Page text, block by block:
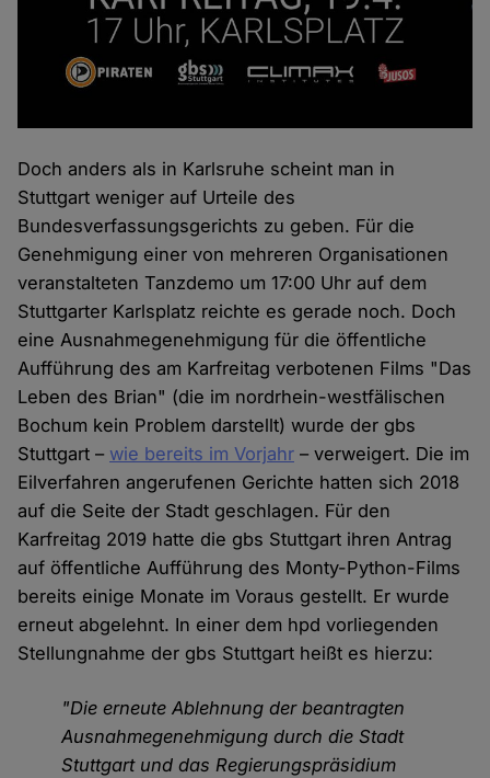
Doch anders als in Karlsruhe scheint man in
Stuttgart weniger auf Urteile des
Bundesverfassungsgerichts zu geben. Für die
Genehmigung einer von mehreren Organisationen
veranstalteten Tanzdemo um 17:00 Uhr auf dem
Stuttgarter Karlsplatz reichte es gerade noch. Doch
eine Ausnahmegenehmigung für die öffentliche
Aufführung des am Karfreitag verbotenen Films "Das
Leben des Brian" (die im nordrhein-westfälischen
Bochum kein Problem darstellt) wurde der gbs
Stuttgart – wie bereits im Vorjahr – verweigert. Die im
Eilverfahren angerufenen Gerichte hatten sich 2018
auf die Seite der Stadt geschlagen. Für den
Karfreitag 2019 hatte die gbs Stuttgart ihren Antrag
auf öffentliche Aufführung des Monty-Python-Films
bereits einige Monate im Voraus gestellt. Er wurde
erneut abgelehnt. In einer dem hpd vorliegenden
Stellungnahme der gbs Stuttgart heißt es hierzu:
"Die erneute Ablehnung der beantragten
Ausnahmegenehmigung durch die Stadt
Stuttgart und das Regierungspräsidium